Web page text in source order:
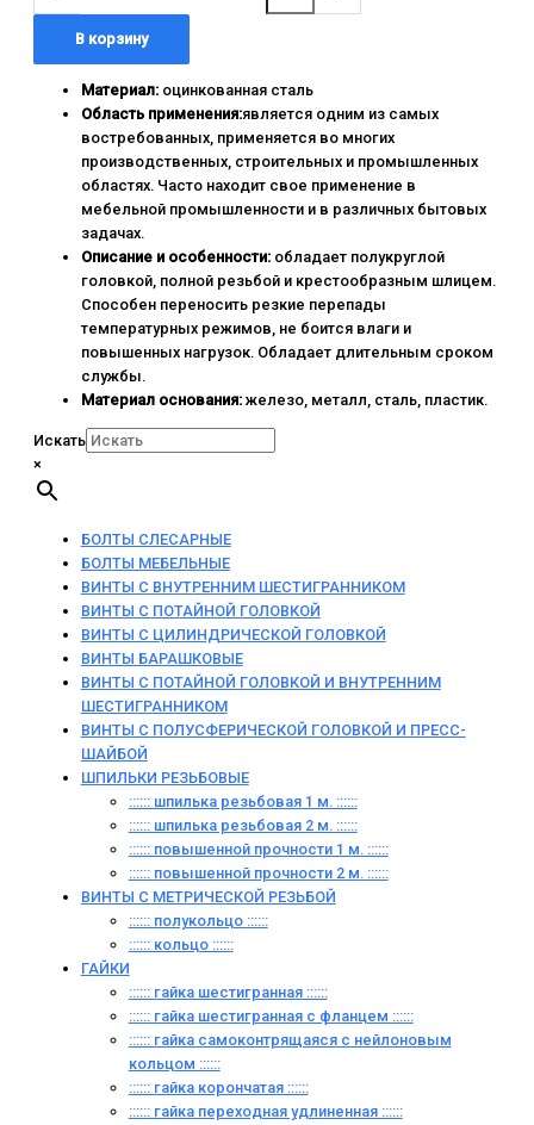
В корзину
Материал:оцинкованная сталь
Область применения:является одним из самых
востребованных, применяется во многих
производственных, строительных и промышленных
областях. Часто находит свое применение в
мебельной промышленности и в различных бытовых
задачах.
Описание и особенности:обладает полукруглой
головкой, полной резьбой и крестообразным шлицем.
Способен переносить резкие перепады
температурных режимов, не боится влаги и
повышенных нагрузок. Обладает длительным сроком
службы.
Материал основания:железо, металл, сталь, пластик.
Искать
×
БОЛТЫ СЛЕСАРНЫЕ
БОЛТЫ МЕБЕЛЬНЫЕ
ВИНТЫ С ВНУТРЕННИМ ШЕСТИГРАННИКОМ
ВИНТЫ С ПОТАЙНОЙ ГОЛОВКОЙ
ВИНТЫ С ЦИЛИНДРИЧЕСКОЙ ГОЛОВКОЙ
ВИНТЫ БАРАШКОВЫЕ
ВИНТЫ С ПОТАЙНОЙ ГОЛОВКОЙ И ВНУТРЕННИМ
ШЕСТИГРАННИКОМ
ВИНТЫ С ПОЛУСФЕРИЧЕСКОЙ ГОЛОВКОЙ И ПРЕСС-
ШАЙБОЙ
ШПИЛЬКИ РЕЗЬБОВЫЕ
:::::: шпилька резьбовая 1 м. ::::::
:::::: шпилька резьбовая 2 м. ::::::
:::::: повышенной прочности 1 м. ::::::
:::::: повышенной прочности 2 м. ::::::
ВИНТЫ C МЕТРИЧЕСКОЙ РЕЗЬБОЙ
:::::: полукольцо ::::::
:::::: кольцо ::::::
ГАЙКИ
:::::: гайка шестигранная ::::::
:::::: гайка шестигранная с фланцем ::::::
:::::: гайка самоконтрящаяся с нейлоновым
кольцом ::::::
:::::: гайка корончатая ::::::
:::::: гайка переходная удлиненная ::::::